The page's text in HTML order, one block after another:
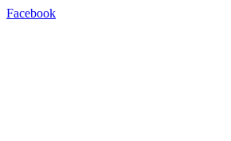
Facebook